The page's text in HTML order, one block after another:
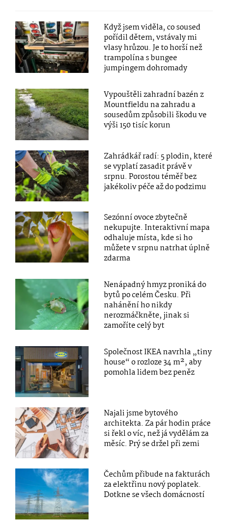
Když jsem viděla, co soused
pořídil dětem, vstávaly mi
vlasy hrůzou. Je to horší než
trampolína s bungee
jumpingem dohromady
Vypouštěli zahradní bazén z
Mountfieldu na zahradu a
sousedům způsobili škodu ve
výši 150 tisíc korun
Zahrádkář radí: 5 plodin, které
se vyplatí zasadit právě v
srpnu. Porostou téměř bez
jakékoliv péče až do podzimu
Sezónní ovoce zbytečně
nekupujte. Interaktivní mapa
odhaluje místa, kde si ho
můžete v srpnu natrhat úplně
zdarma
Nenápadný hmyz proniká do
bytů po celém Česku. Při
nahánění ho nikdy
nerozmáčkněte, jinak si
zamoříte celý byt
Společnost IKEA navrhla „tiny
house“ o rozloze 34 m², aby
pomohla lidem bez peněz
Najali jsme bytového
architekta. Za pár hodin práce
si řekl o víc, než já vydělám za
měsíc. Prý se držel při zemi
Čechům přibude na fakturách
za elektřinu nový poplatek.
Dotkne se všech domácností